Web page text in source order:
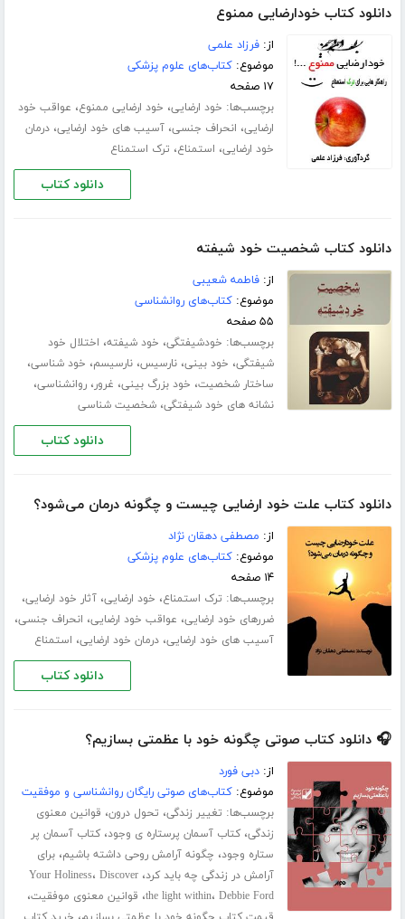
دانلود کتاب خودارضایی ممنوع
از:فرزاد علمی
موضوع:کتاب‌های علوم پزشکی
۱۷ صفحه
برچسب‌ها: خود ارضایی، خود ارضایی ممنوع، عواقب خود
ارضایی، انحراف جنسی،آسیب های خود ارضایی،درمان
خود ارضایی، استمناع، ترک استمناع
دانلود کتاب
دانلود کتاب شخصیت خود شیفته
از:فاطمه شعیبی
موضوع:کتاب‌های روانشناسی
۵۵ صفحه
برچسب‌ها: خودشیفتگی، خود شیفته، اختلال خود
شیفتگی، خود بینی،نارسیس،نارسیسم، خود شناسی،
ساختار شخصیت، خود بزرگ بینی، غرور،روانشناسی،
نشانه های خود شیفتگی،شخصیت شناسی
دانلود کتاب
دانلود کتاب علت خود ارضایی چیست و چگونه درمان می‌شود؟
از: مصطفی دهقان نژاد
موضوع:کتاب‌های علوم پزشکی
۱۴ صفحه
برچسب‌ها: ترک استمناع، خود ارضایی،آثار خود ارضایی،
ضررهای خود ارضایی، عواقب خود ارضایی، انحراف جنسی،
آسیب های خود ارضایی،درمان خود ارضایی، استمناع
دانلود کتاب
🎧 دانلود کتاب صوتی چگونه خود با عظمتی بسازیم؟
از:دبی فورد
موضوع:کتاب‌های صوتی رایگان روانشناسی و موفقیت
برچسب‌ها: تغییر زندگی، تحول درون، قوانین معنوی
زندگی،کتاب آسمان پرستاره ی وجود،کتاب آسمان پر
ستاره وجود، چگونه آرامش روحی داشته باشیم،برای
آرامش در زندگی چه باید کرد، Your Holiness، Discover
the light within، Debbie Ford ، قوانین معنوی موفقیت،